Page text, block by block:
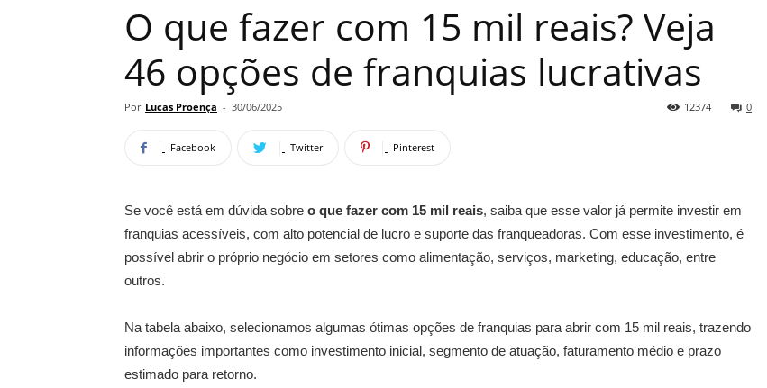
de
O que fazer com 15 mil reais? Veja
46 opções de franquias lucrativas
Por Lucas Proença - 30/06/2025 0
12374
Facebook Twitter Pinterest
Se você está em dúvida sobre o que fazer com 15 mil reais, saiba que esse valor já permite investir em
franquias acessíveis, com alto potencial de lucro e suporte das franqueadoras. Com esse investimento, é
possível abrir o próprio negócio em setores como alimentação, serviços, marketing, educação, entre
outros.
Na tabela abaixo, selecionamos algumas ótimas opções de franquias para abrir com 15 mil reais, trazendo
informações importantes como investimento inicial, segmento de atuação, faturamento médio e prazo
estimado para retorno.